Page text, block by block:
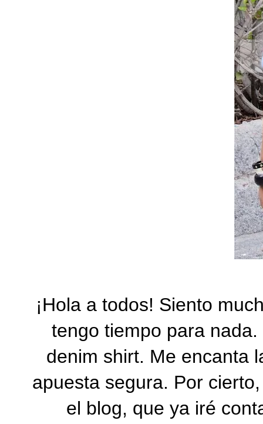
¡Hola a todos! Siento
tengo tiempo para
denim shirt. Me encanta
apuesta segura. Por
el blog, que ya iré